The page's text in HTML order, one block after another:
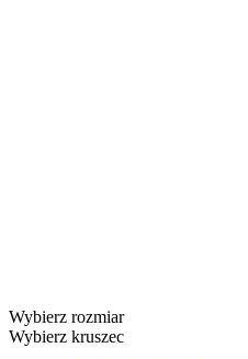
Wybierz rozmiar
Wybierz kruszec